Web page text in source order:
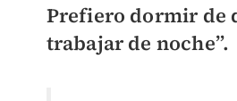
Prefiero dormir de
trabajar de noche”.